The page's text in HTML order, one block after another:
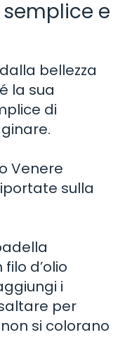
e
bellezza
la sua
di
Venere
sulla
d’olio
i
per
si colorano